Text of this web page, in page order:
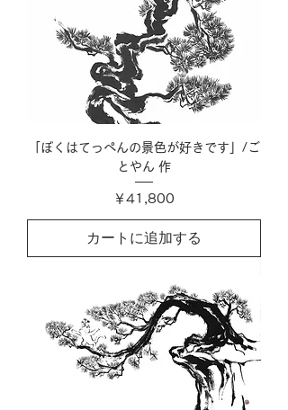
「ぼくはてっぺんの景色が好きです」/ご
とやん 作
価格
￥41,800
カートに追加する